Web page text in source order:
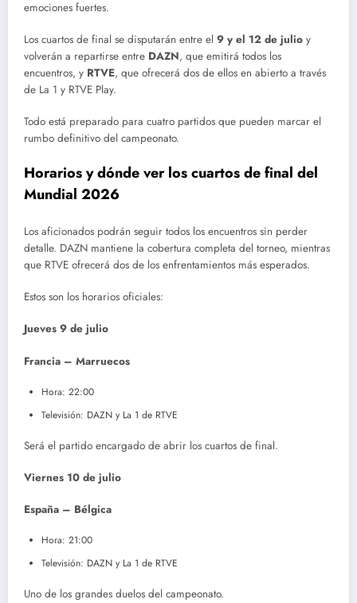
emociones fuertes.
Los cuartos de final se disputarán entre el 9 y el 12 de julio y
volverán a repartirse entre DAZN, que emitirá todos los
encuentros, y RTVE, que ofrecerá dos de ellos en abierto a través
de La 1 y RTVE Play.
Todo está preparado para cuatro partidos que pueden marcar el
rumbo definitivo del campeonato.
Horarios y dónde ver los cuartos de final del
Mundial 2026
Los aficionados podrán seguir todos los encuentros sin perder
detalle. DAZN mantiene la cobertura completa del torneo, mientras
que RTVE ofrecerá dos de los enfrentamientos más esperados.
Estos son los horarios oficiales:
Jueves 9 de julio
Francia – Marruecos
Hora: 22:00
Televisión: DAZN y La 1 de RTVE
Será el partido encargado de abrir los cuartos de final.
Viernes 10 de julio
España – Bélgica
Hora: 21:00
Televisión: DAZN y La 1 de RTVE
Uno de los grandes duelos del campeonato.